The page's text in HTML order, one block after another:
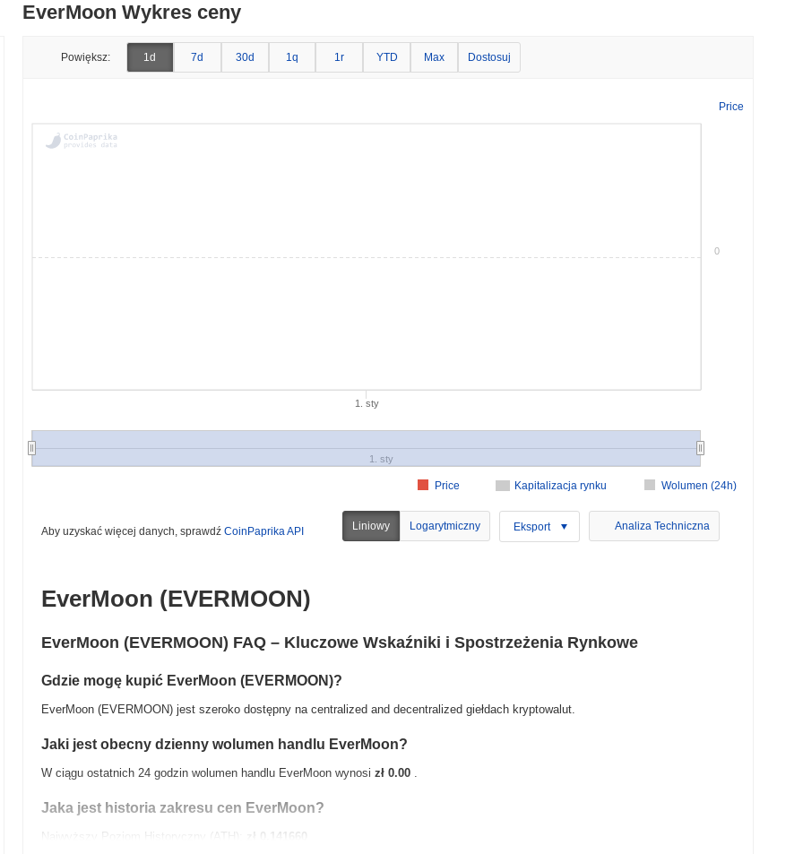
EverMoon Wykres ceny
Powiększ: 1d 7d 30d 1q 1r YTD Max Dostosuj
Price
Kapitalizacja rynku Wolumen (24h)
Price
1. sty
1. sty
0
Aby uzyskać więcej danych, sprawdź CoinPaprika API Liniowy Logarytmiczny Eksport Analiza Techniczna
EverMoon (EVERMOON)
EverMoon (EVERMOON) FAQ – Kluczowe Wskaźniki i Spostrzeżenia Rynkowe
Gdzie mogę kupić EverMoon (EVERMOON)?
EverMoon (EVERMOON) jest szeroko dostępny na centralized and decentralized giełdach kryptowalut.
Jaki jest obecny dzienny wolumen handlu EverMoon?
W ciągu ostatnich 24 godzin wolumen handlu EverMoon wynosi zł 0.00 .
Jaka jest historia zakresu cen EverMoon?
Najwyższy Poziom Historyczny (ATH):
zł 0.141660